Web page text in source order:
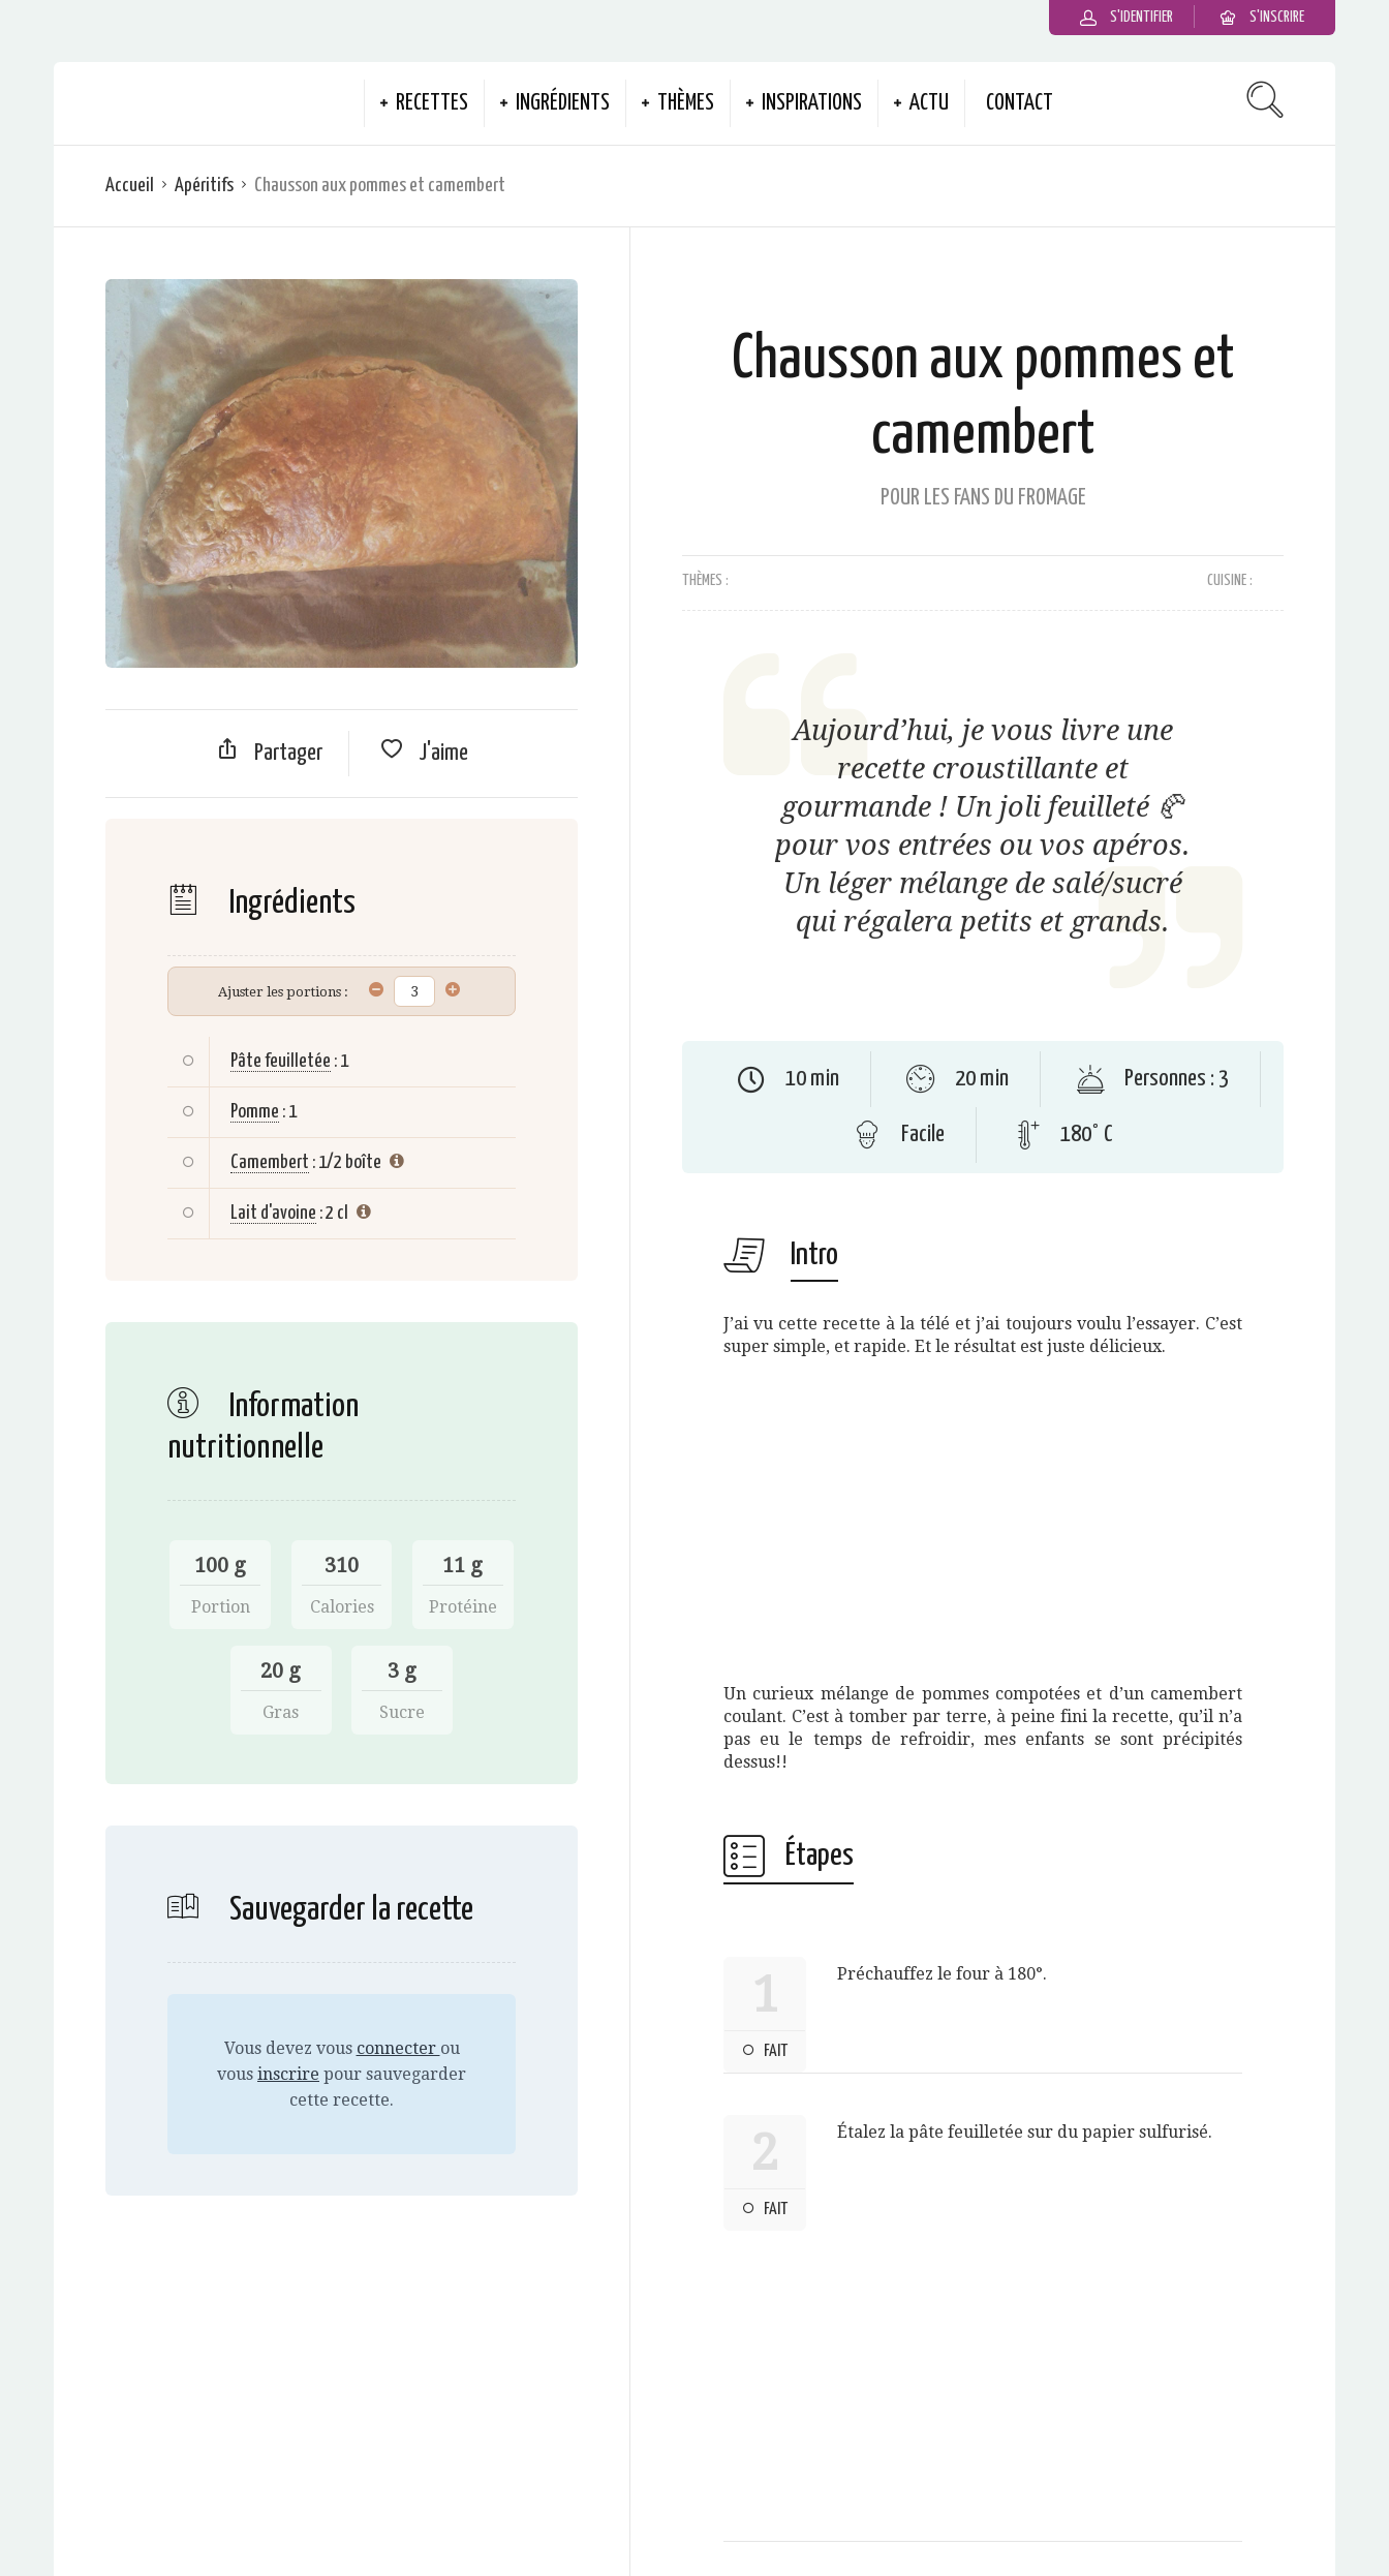
S'IDENTIFIER S'INSCRIRE
RECETTES INGRÉDIENTS THÈMES INSPIRATIONS ACTU CONTACT
Accueil Apéritifs Chausson aux pommes et camembert
Partager J'aime
Ingrédients
Ajuster les portions :
Pâte feuilletée : 1
Pomme : 1
Camembert : 1/2 boîte
Lait d'avoine :2 cl
Information
nutritionnelle
100 g
Portion
310
Calories
11 g
Protéine
20 g
Gras
3 g
Sucre
Sauvegarder la recette
Vous devez vous connecter ou
vous inscrire pour sauvegarder
cette recette.
Chausson aux pommes et
camembert
POUR LES FANS DU FROMAGE
THÈMES : CUISINE :
Aujourd’hui, je vous livre une
recette croustillante et
gourmande ! Un joli feuilleté 🥐
pour vos entrées ou vos apéros.
Un léger mélange de salé/sucré
qui régalera petits et grands.
10 min 20 min Personnes : 3
Facile 180° C
Intro
J’ai vu cette recette à la télé et j’ai toujours voulu l’essayer. C’est
super simple, et rapide. Et le résultat est juste délicieux.
Un curieux mélange de pommes compotées et d’un camembert
coulant. C’est à tomber par terre, à peine fini la recette, qu’il n’a
pas eu le temps de refroidir, mes enfants se sont précipités
dessus!!
Étapes
1
FAIT
Préchauffez le four à 180°.
2
FAIT
Étalez la pâte feuilletée sur du papier sulfurisé.